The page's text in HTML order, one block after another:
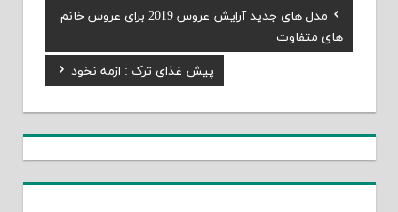
راهبری
Previous
Post:
مدل های جدید آرایش عروس 2019 برای عروس خانم
های متفاوت
Next
Post:
پیش غذای ترک : ازمه نخود